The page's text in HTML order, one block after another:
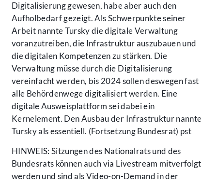
Digitalisierung gewesen, habe aber auch den
Aufholbedarf gezeigt. Als Schwerpunkte seiner
Arbeit nannte Tursky die digitale Verwaltung
voranzutreiben, die Infrastruktur auszubauen und
die digitalen Kompetenzen zu stärken. Die
Verwaltung müsse durch die Digitalisierung
vereinfacht werden, bis 2024 sollen deswegen fast
alle Behördenwege digitalisiert werden. Eine
digitale Ausweisplattform sei dabei ein
Kernelement. Den Ausbau der Infrastruktur nannte
Tursky als essentiell. (Fortsetzung Bundesrat) pst
HINWEIS: Sitzungen des Nationalrats und des
Bundesrats können auch via Livestream mitverfolgt
werden und sind als Video-on-Demand in der